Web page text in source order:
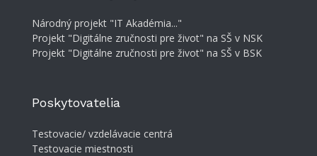
Národný projekt "IT Akadémia..."
Projekt "Digitálne zručnosti pre život" na SŠ v NSK
Projekt "Digitálne zručnosti pre život" na SŠ v BSK
Poskytovatelia
Testovacie/ vzdelávacie centrá
Testovacie miestnosti